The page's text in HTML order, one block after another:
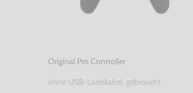
Original Pro Controller
ohne USB-Ladekabel, gebraucht